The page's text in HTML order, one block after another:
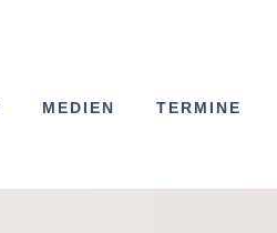
MEDIEN TERMINE